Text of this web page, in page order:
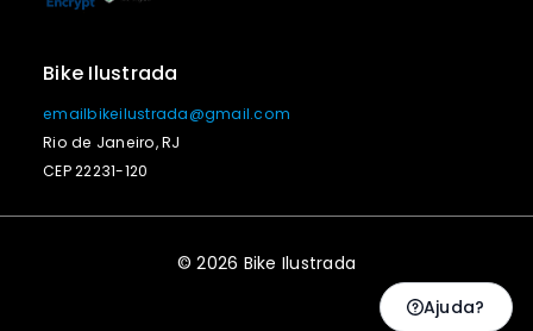
Bike Ilustrada
emailbikeilustrada@gmail.com
Rio de Janeiro, RJ
CEP 22231-120
© 2026 Bike Ilustrada
Ajuda?